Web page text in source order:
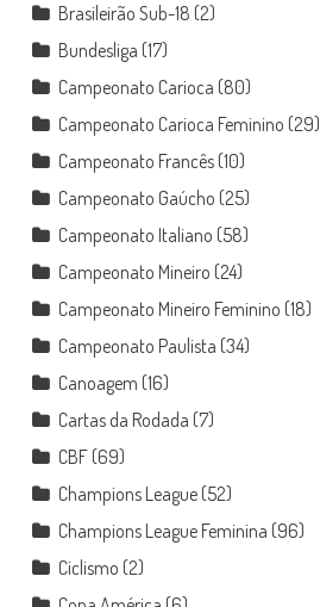
Brasileirão Sub-18 (2)
Bundesliga (17)
Campeonato Carioca (80)
Campeonato Carioca Feminino (29)
Campeonato Francês(10)
Campeonato Gaúcho (25)
Campeonato Italiano (58)
Campeonato Mineiro (24)
Campeonato Mineiro Feminino (18)
Campeonato Paulista (34)
Canoagem (16)
Cartas da Rodada (7)
CBF(69)
Champions League(52)
Champions League Feminina (96)
Ciclismo (2)